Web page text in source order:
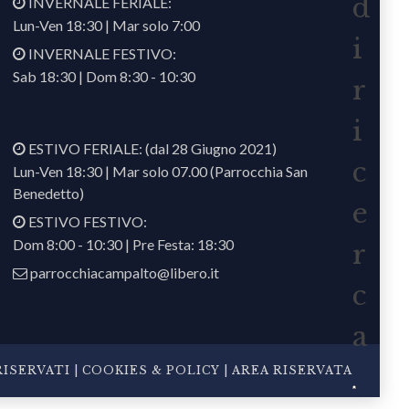
d
i
r
i
c
e
r
c
a
Lun-Ven 18:30 | Mar solo 7:00
INVERNALE FESTIVO:
Sab 18:30 | Dom 8:30 - 10:30
ESTIVO FERIALE: (dal 28 Giugno 2021)
Lun-Ven 18:30 | Mar solo 07.00 (Parrocchia San
Benedetto)
ESTIVO FESTIVO:
Dom 8:00 - 10:30 | Pre Festa: 18:30
parrocchiacampalto@libero.it
| COOKIES & POLICY AREA RISERVATA